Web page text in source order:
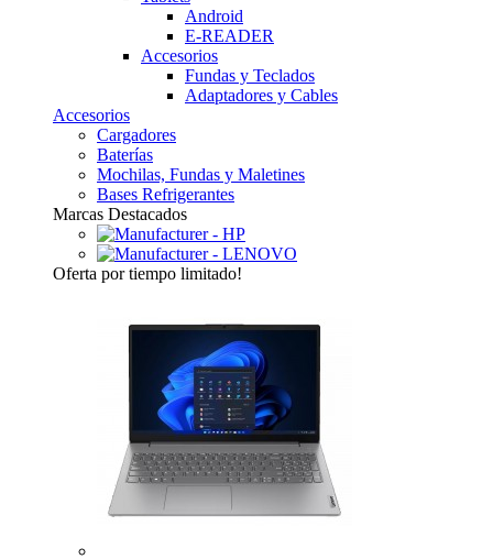
Android
E-READER
Accesorios
Fundas y Teclados
Adaptadores y Cables
Accesorios
Cargadores
Baterías
Mochilas, Fundas y Maletines
Bases Refrigerantes
Marcas Destacados
Oferta por tiempo limitado!